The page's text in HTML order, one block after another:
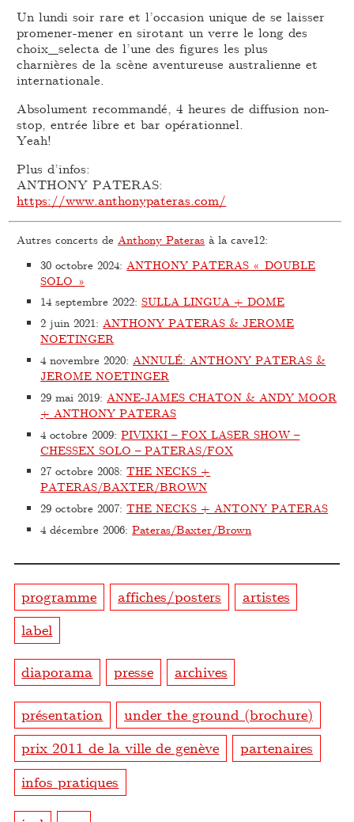
Un lundi soir rare et l’occasion unique de se laisser
promener-mener en sirotant un verre le long des
choix_selecta de l’une des figures les plus
charnières de la scène aventureuse australienne et
internationale.
Absolument recommandé, 4 heures de diffusion non-
stop, entrée libre et bar opérationnel.
Yeah!
Plus d’infos:
ANTHONY PATERAS:
https://www.anthonypateras.com/
Autres concerts deAnthony Pateras à la cave12:
30 octobre 2024: ANTHONY PATERAS « DOUBLE
SOLO »
14 septembre 2022:SULLA LINGUA + DOME
2 juin 2021:ANTHONY PATERAS & JEROME
NOETINGER
4 novembre 2020:ANNULÉ: ANTHONY PATERAS &
JEROME NOETINGER
29 mai 2019: ANNE-JAMES CHATON & ANDY MOOR
+ ANTHONY PATERAS
4 octobre 2009:PIVIXKI – FOX LASER SHOW –
CHESSEX SOLO – PATERAS/FOX
27 octobre 2008:THE NECKS +
PATERAS/BAXTER/BROWN
29 octobre 2007:THE NECKS + ANTONY PATERAS
4 décembre 2006:Pateras/Baxter/Brown
programme affiches/posters
artistes
label
diaporama presse archives
présentation
under the ground (brochure)
prix 2011 de la ville de genève
partenaires
infos pratiques